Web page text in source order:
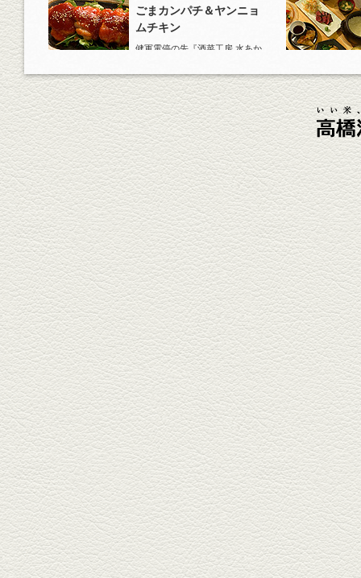
ごまカンパチ＆ヤンニョ
ムチキン
健軍電停の先『酒菜工房 水あか
杯！まずは『ごまカンパチ』を
肴に。
2026年4月3日放送
元祖 鶏焼売＆牛テールの
土鍋めし
健軍電停そば『湯気立つ料理』
が名物の『yuge(ゆげ)』へ。
『白岳』を使った『旨み緑茶
割』で乾杯！
2026年3月13日放送
焼鳥おまかせ８本
健軍自衛隊通り『焼鳥 菖蒲谷』
で最高級の焼鳥を味わう。『銀
しろ...
2026年2月20日放送
1000円で飲めますｾｯﾄ＆
至福のﾊﾑｶﾂ など
東区の健軍電停のそば『居酒屋
食堂いしばしさん家』は、賑や
かでお...
2026年1月30日放送
焼き餃子＆海老チリ
栄通りの路地奥、隠れ家的な店
『富富飯店 新市街酒家』へ。２
階に...
2026年1月9日放送
酢だこ＆焼ぎょうざ
健軍で人吉の有名店のぎょうざ
を！『松龍軒健軍店』で、味わ